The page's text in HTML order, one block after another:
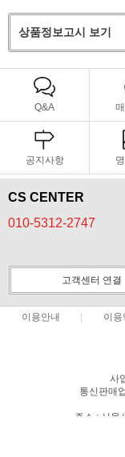
상품정보고시 보기
Q&A
공지사항
CS CENTER
010-5312-2747
고객센터 연결
이용안내 이용
사
통신판매
주소 : 서울